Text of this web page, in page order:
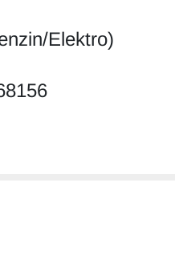
Elektro)